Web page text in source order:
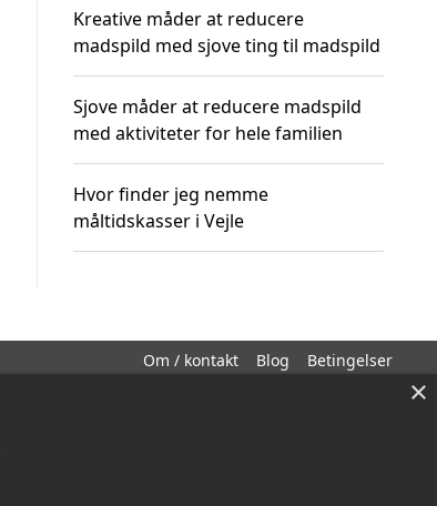
Kreative måder at reducere
madspild med sjove ting til madspild
Sjove måder at reducere madspild
med aktiviteter for hele familien
Hvor finder jeg nemme
måltidskasser i Vejle
Om / kontakt Blog Betingelser
×